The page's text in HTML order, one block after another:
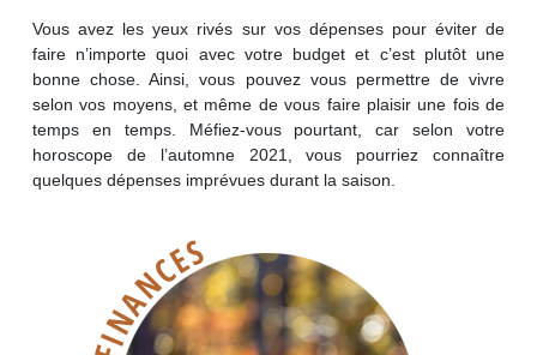
Vous avez les yeux rivés sur vos dépenses pour éviter de
faire n’importe quoi avec votre budget et c’est plutôt une
bonne chose. Ainsi, vous pouvez vous permettre de vivre
selon vos moyens, et même de vous faire plaisir une fois de
temps en temps. Méfiez-vous pourtant, car selon votre
horoscope de l’automne 2021, vous pourriez connaître
quelques dépenses imprévues durant la saison.